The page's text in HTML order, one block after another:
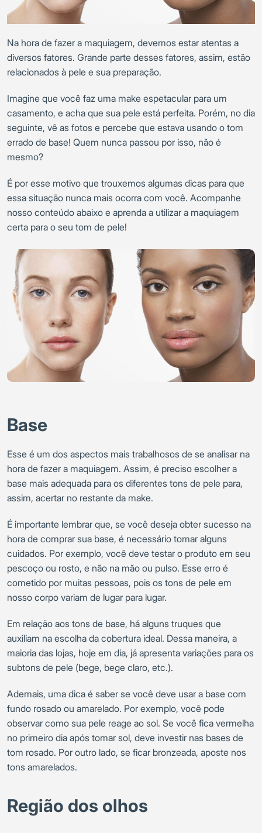
Na hora de fazer a maquiagem, devemos estar atentas a
diversos fatores. Grande parte desses fatores, assim, estão
relacionados à pele e sua preparação.
Imagine que você faz uma make espetacular para um
casamento, e acha que sua pele está perfeita. Porém, no dia
seguinte, vê as fotos e percebe que estava usando o tom
errado de base! Quem nunca passou por isso, não é
mesmo?
É por esse motivo que trouxemos algumas dicas para que
essa situação nunca mais ocorra com você. Acompanhe
nosso conteúdo abaixo e aprenda a utilizar a maquiagem
certa para o seu tom de pele!
Base
Esse é um dos aspectos mais trabalhosos de se analisar na
hora de fazer a maquiagem. Assim, é preciso escolher a
base mais adequada para os diferentes tons de pele para,
assim, acertar no restante da make.
É importante lembrar que, se você deseja obter sucesso na
hora de comprar sua base, é necessário tomar alguns
cuidados. Por exemplo, você deve testar o produto em seu
pescoço ou rosto, e não na mão ou pulso. Esse erro é
cometido por muitas pessoas, pois os tons de pele em
nosso corpo variam de lugar para lugar.
Em relação aos tons de base, há alguns truques que
auxiliam na escolha da cobertura ideal. Dessa maneira, a
maioria das lojas, hoje em dia, já apresenta variações para os
subtons de pele (bege, bege claro, etc.).
Ademais, uma dica é saber se você deve usar a base com
fundo rosado ou amarelado. Por exemplo, você pode
observar como sua pele reage ao sol. Se você fica vermelha
no primeiro dia após tomar sol, deve investir nas bases de
tom rosado. Por outro lado, se ficar bronzeada, aposte nos
tons amarelados.
Região dos olhos